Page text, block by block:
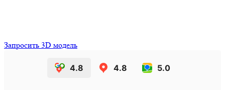
Запросить 3D модель
4.8 4.8 5.0